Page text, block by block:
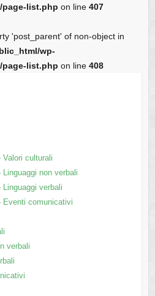
list.php on line 407
'post_parent' of non-object in
wp-
list.php on line 408
Valori culturali
non verbali
verbali
Eventi comunicativi
verbali